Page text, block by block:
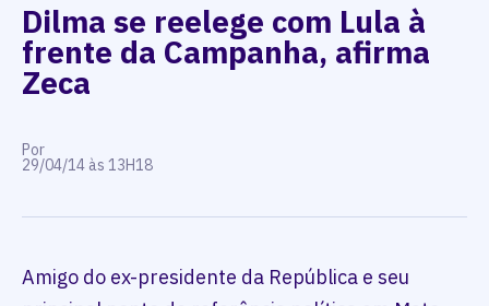
Dilma se reelege com Lula à
frente da Campanha, afirma
Zeca
Por
29/04/14 às 13H18
Amigo do ex-presidente da República e seu